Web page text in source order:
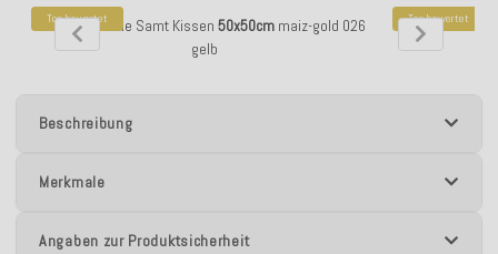
Top bewertet
H.O.C.K. Nobile Samt Kissen 50x50cm maiz-gold 026
gelb
Top bewertet
H.O.C.K.
Beschreibung
Merkmale
Angaben zur Produktsicherheit